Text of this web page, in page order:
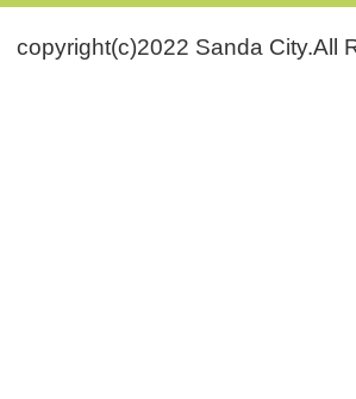
copyright(c)2022 Sanda City.All